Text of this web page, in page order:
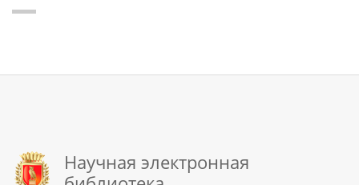
Научная электронная